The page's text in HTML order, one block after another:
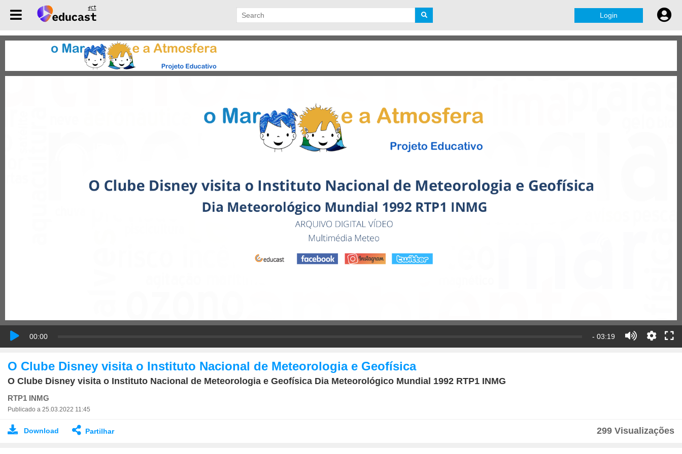
Login
00:00 - 03:19
O Clube Disney visita o Instituto Nacional de Meteorologia e Geofísica
O Clube Disney visita o Instituto Nacional de Meteorologia e Geofísica Dia Meteorológico Mundial 1992 RTP1 INMG
RTP1 INMG
Publicado a 25.03.2022 11:45
Download Partilhar 299 Visualizações